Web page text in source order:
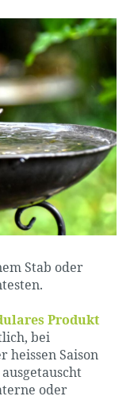
Stab oder
Produkt
bei
heissen Saison
oder